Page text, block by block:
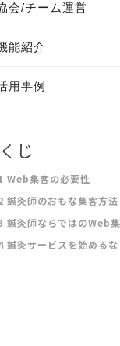
会/チーム運営
能紹介
用事例
じ
Web集客の必要性
鍼灸師のおもな集客方法
鍼灸師ならではのWeb
鍼灸サービスを始める